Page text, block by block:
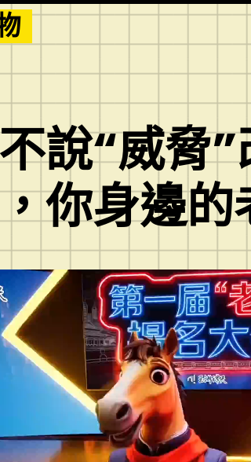
說“威脅
你身邊